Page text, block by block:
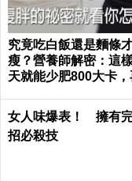
究竟吃白飯還是麵條
瘦？營養師解密：這
天就能少肥800大卡，
alth
女人味爆表！ 擁有
招必殺技